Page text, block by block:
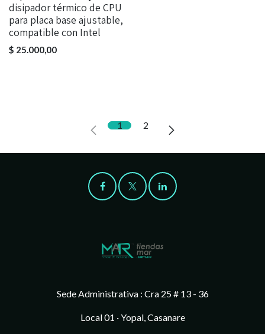
disipador térmico de CPU
para placa base ajustable,
compatible con Intel
$ 25.000,00
1 2
Sede Administrativa : Cra 25 # 13 - 36
Local 01 · Yopal, Casanare